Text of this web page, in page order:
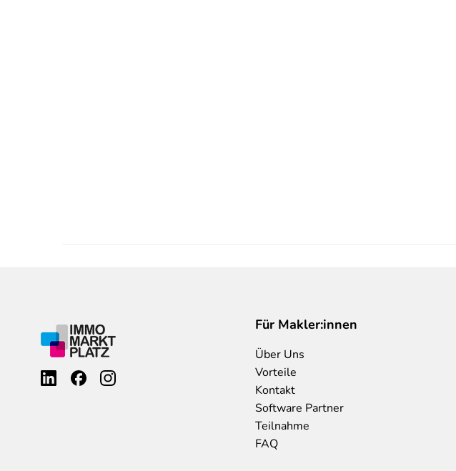
Für Makler:innen
Über Uns
Vorteile
Kontakt
Software Partner
Teilnahme
FAQ